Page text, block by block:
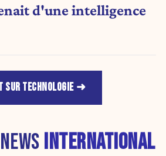
d'une intelligence
SUR TECHNOLOGIE
INTERNATIONAL